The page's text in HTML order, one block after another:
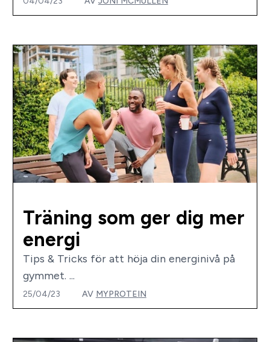
Träning som ger dig mer
energi
Tips & Tricks för att höja din energinivå på
gymmet. ...
25/04/23 AV MYPROTEIN